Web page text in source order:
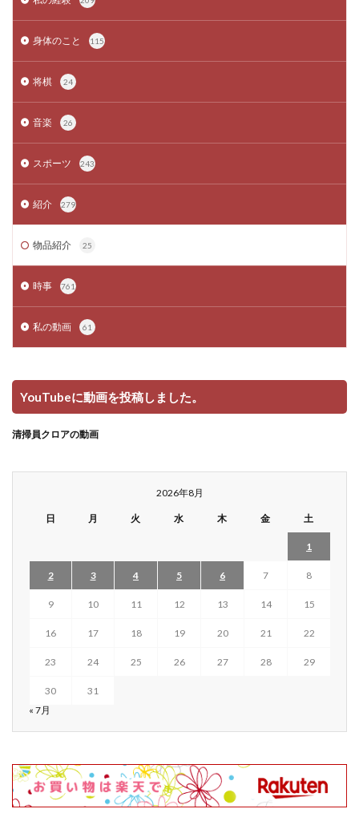
身体のこと 115
将棋 24
音楽 26
スポーツ 243
紹介 279
物品紹介 25
時事 761
私の動画 61
YouTubeに動画を投稿しました。
清掃員クロアの動画
2026年8月
日 月 火 水 木 金 土
1
2 3 4 5 6 7 8
9 10 11 12 13 14 15
16 17 18 19 20 21 22
23 24 25 26 27 28 29
30
31
« 7月